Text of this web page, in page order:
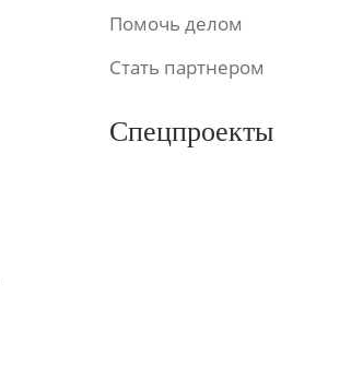
Помочь делом
Стать партнером
Спецпроекты